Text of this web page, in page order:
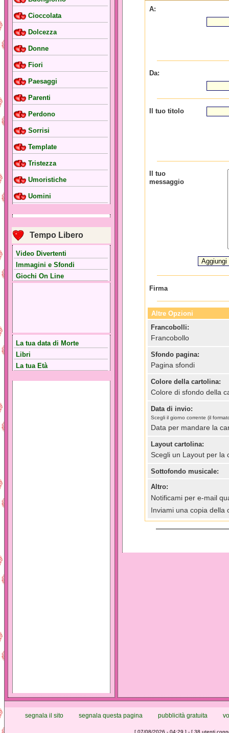
Cioccolata
Dolcezza
Donne
Fiori
Paesaggi
Parenti
Perdono
Sorrisi
Template
Tristezza
Umoristiche
Uomini
Tempo Libero
Video Divertenti
Immagini e Sfondi
Giochi On Line
La tua data di Morte
Libri
La tua Età
A:
Da:
Il tuo titolo
Il tuo
messaggio
Firma
Altre Opzioni
Francobolli:
Francobollo
Sfondo pagina:
Pagina sfondi
Colore della cartolina:
Colore di sfondo della
Data di invio:
Scegli il giorno corrente (il
Data per mandare la
Layout cartolina:
Scegli un Layout per la
Sottofondo musicale:
Altro:
Notificami per e-mail
Inviami una copia della
segnala il sito segnala questa pagina pubblicità gratuita
[ 07/08/2026 - 04:29 ] - [ 38 utenti